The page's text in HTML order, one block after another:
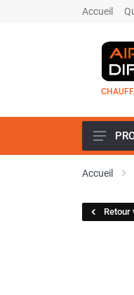
Accueil
Accueil
Retour